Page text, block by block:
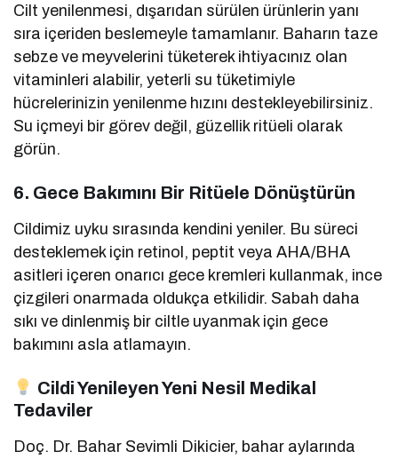
Cilt yenilenmesi, dışarıdan sürülen ürünlerin yanı
sıra içeriden beslemeyle tamamlanır. Baharın taze
sebze ve meyvelerini tüketerek ihtiyacınız olan
vitaminleri alabilir, yeterli su tüketimiyle
hücrelerinizin yenilenme hızını destekleyebilirsiniz.
Su içmeyi bir görev değil, güzellik ritüeli olarak
görün.
6. Gece Bakımını Bir Ritüele Dönüştürün
Cildimiz uyku sırasında kendini yeniler. Bu süreci
desteklemek için retinol, peptit veya AHA/BHA
asitleri içeren onarıcı gece kremleri kullanmak, ince
çizgileri onarmada oldukça etkilidir. Sabah daha
sıkı ve dinlenmiş bir ciltle uyanmak için gece
bakımını asla atlamayın.
Cildi Yenileyen Yeni Nesil Medikal
Tedaviler
Doç. Dr. Bahar Sevimli Dikicier, bahar aylarında